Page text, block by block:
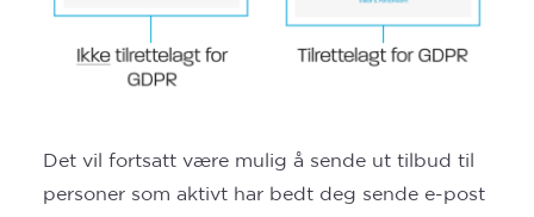
Det vil fortsatt være mulig å sende ut tilbud til
personer som aktivt har bedt deg sende e-post